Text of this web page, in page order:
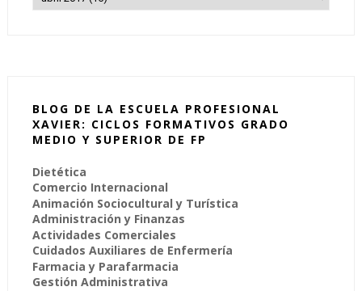
BLOG DE LA ESCUELA PROFESIONAL
XAVIER: CICLOS FORMATIVOS GRADO
MEDIO Y SUPERIOR DE FP
Dietética
Comercio Internacional
Animación Sociocultural y Turística
Administración y Finanzas
Actividades Comerciales
Cuidados Auxiliares de Enfermería
Farmacia y Parafarmacia
Gestión Administrativa